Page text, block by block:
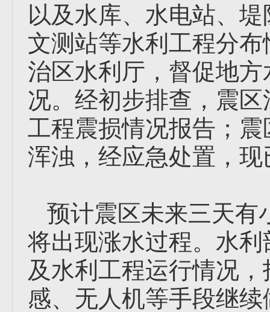
以及水库、水电站、
文测站等水利工程分
治区水利厅，督促地
况。经初步排查，震
工程震损情况报告；
浑浊，经应急处置，
预计震区未来三天有
将出现涨水过程。水
及水利工程运行情况
感、无人机等手段继